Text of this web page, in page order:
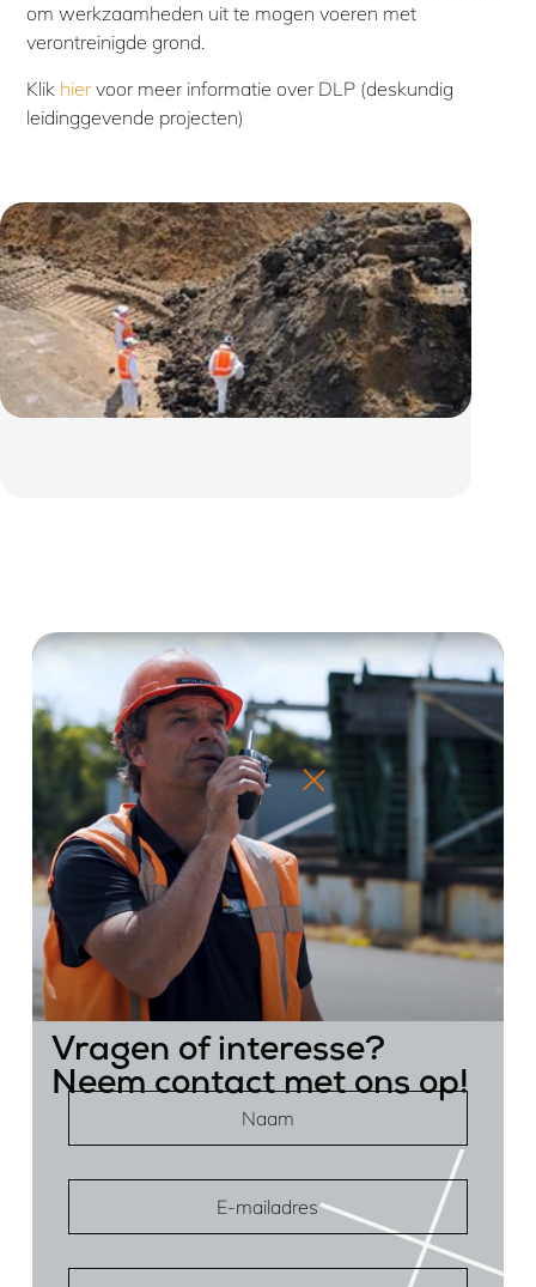
om werkzaamheden uit te mogen voeren met
verontreinigde grond.
Klik hiervoor meer informatie over DLP (deskundig
leidinggevende projecten)
Vragen of interesse?
Neem contact met ons op!